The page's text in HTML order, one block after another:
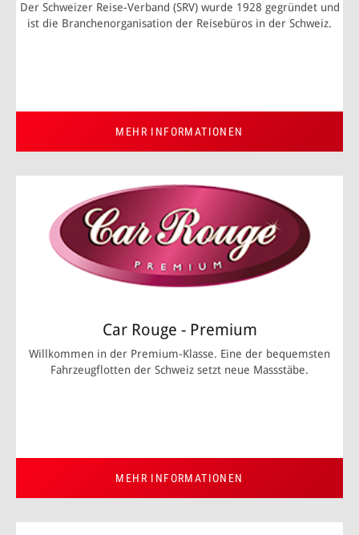
Der Schweizer Reise-Verband (SRV) wurde 1928 gegründet und
ist die Branchenorganisation der Reisebüros in der Schweiz.
MEHR INFORMATIONEN
Car Rouge - Premium
Willkommen in der Premium-Klasse. Eine der bequemsten
Fahrzeugflotten der Schweiz setzt neue Massstäbe.
MEHR INFORMATIONEN